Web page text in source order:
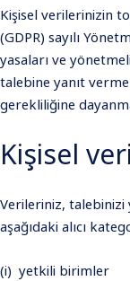
Kişisel verilerinizin
(GDPR) sayılı
yasaları ve
talebine yanıt
gerekliliğine
Kişisel
Verileriniz,
aşağıdaki alıcı
(i) yetkili birimler